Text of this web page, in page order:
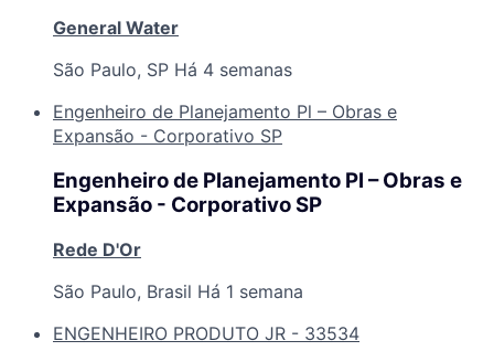
General Water
São Paulo, SP Há 4 semanas
Engenheiro de Planejamento Pl – Obras e
Expansão - Corporativo SP
Engenheiro de Planejamento Pl – Obras e
Expansão - Corporativo SP
Rede D'Or
São Paulo, Brasil Há 1 semana
ENGENHEIRO PRODUTO JR - 33534